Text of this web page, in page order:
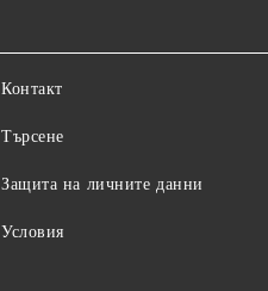
Контакт
Търсене
Защита на личните данни
Условия